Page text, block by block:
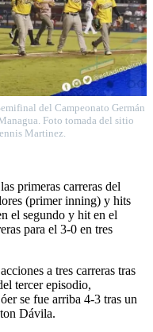
del Campeonato Germán
Foto tomada del sitio
Martinez.
primeras carreras del
(primer inning) y hits
el segundo y hit en el
para el 3-0 en tres
a tres carreras tras
tercer episodio,
se fue arriba 4-3 tras un
Dávila.